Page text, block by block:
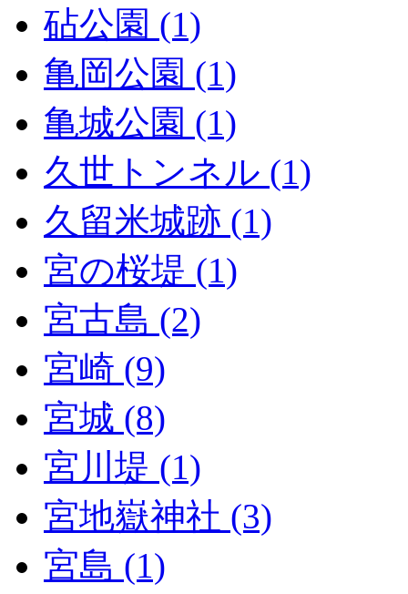
砧公園 (1)
亀岡公園 (1)
亀城公園 (1)
久世トンネル (1)
久留米城跡 (1)
宮の桜堤 (1)
宮古島 (2)
宮崎 (9)
宮城 (8)
宮川堤 (1)
宮地嶽神社 (3)
宮島 (1)